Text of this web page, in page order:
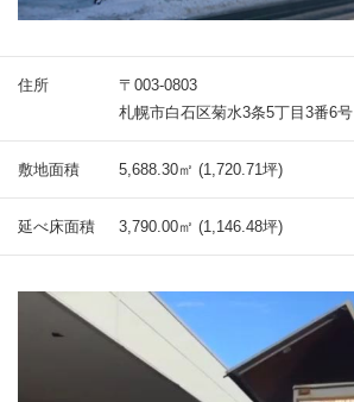
住所
〒003-0803
札幌市白石区菊水3条5丁目3番6号
敷地面積 5,688.30㎡ (1,720.71坪)
延べ床面積 3,790.00㎡ (1,146.48坪)